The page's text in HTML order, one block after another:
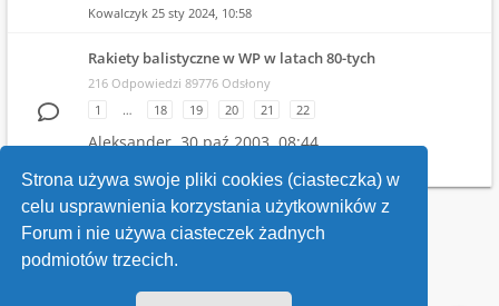
Strona używa swoje pliki cookies (ciasteczka) w
celu usprawnienia korzystania użytkowników z
Forum i nie używa ciasteczek żadnych
podmiotów trzecich.
Kowalczyk 25 sty 2024, 10:58
Rakiety balistyczne w WP w latach 80-tych
216 Odpowiedzi 89776 Odsłony
1
… 18 19 20 21 22
Aleksander,30 paź 2003, 08:44
Wróć do wykazu forów